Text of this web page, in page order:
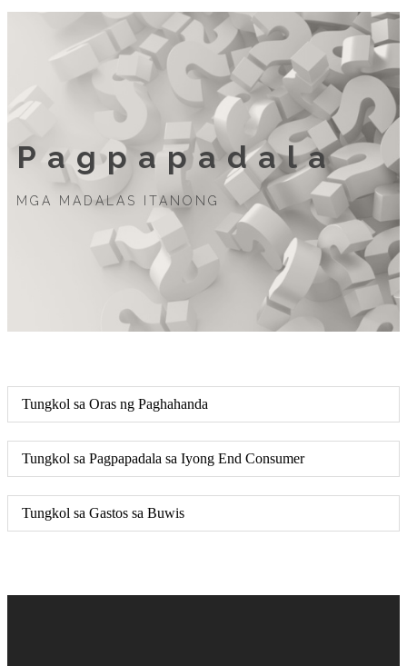
Pagpapadala
MGA MADALAS ITANONG
Tungkol sa Oras ng Paghahanda
Tungkol sa Pagpapadala sa Iyong End Consumer
Tungkol sa Gastos sa Buwis